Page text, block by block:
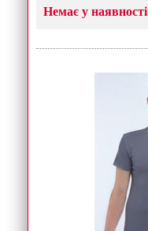
Немає у наявності